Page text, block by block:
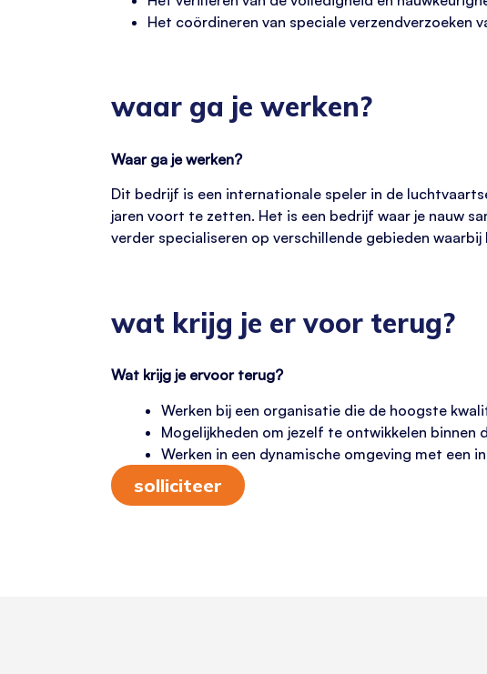
Het coördineren van speciale verzendverzoeken
waar ga je werken?
Waar ga je werken?
Dit bedrijf is een internationale speler in de
jaren voort te zetten. Het is een bedrijf waar je nauw
verder specialiseren op verschillende gebieden
wat krijg je er voor terug?
Wat krijg je ervoor terug?
Werken bij een organisatie die de hoogste
Mogelijkheden om jezelf te ontwikkelen binnen
Werken in een dynamische omgeving met een
solliciteer